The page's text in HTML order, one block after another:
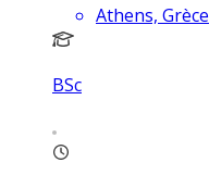
Athens, Grèce
BSc